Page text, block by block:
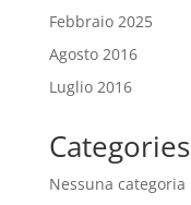
Febbraio 2025
Agosto 2016
Luglio 2016
Categories
Nessuna categoria